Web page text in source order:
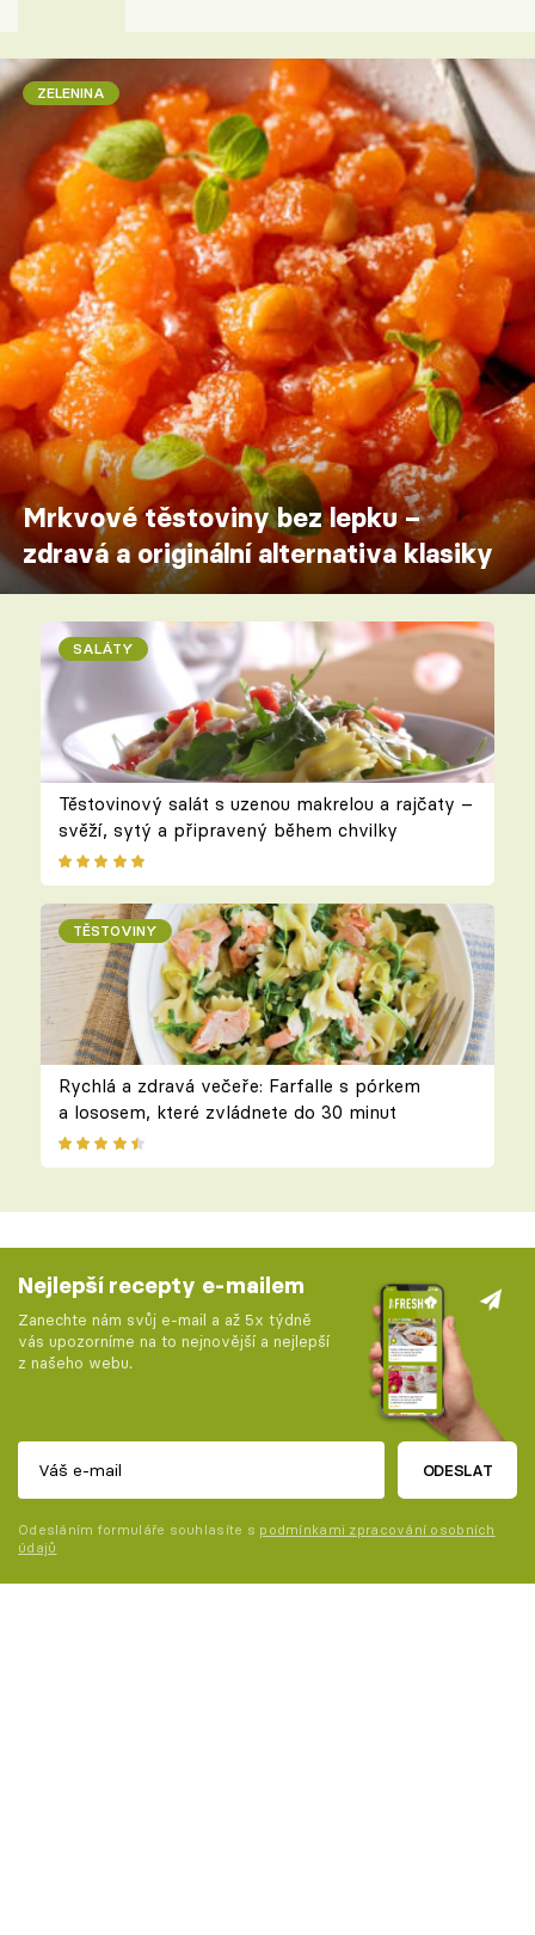
ZELENINA
Mrkvové těstoviny bez lepku –
zdravá a originální alternativa klasiky
SALÁTY
Těstovinový salát s uzenou makrelou a rajčaty –
svěží, sytý a připravený během chvilky
TĚSTOVINY
Rychlá a zdravá večeře: Farfalle s pórkem
a lososem, které zvládnete do 30 minut
Nejlepší recepty e-mailem
Zanechte nám svůj e-mail a až 5x týdně
vás upozorníme na to nejnovější a nejlepší
z našeho webu.
ODESLAT
Odesláním formuláře souhlasíte s podmínkami zpracování osobních
údajů